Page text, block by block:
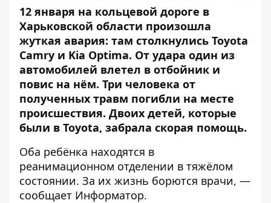
12 января на кольцевой дороге в
Харьковской области произошла
жуткая авария: там столкнулись Toyota
Camry и Kia Optima. От удара один из
автомобилей влетел в отбойник и
повис на нём. Три человека от
полученных травм погибли на месте
происшествия. Двоих детей, которые
были в Toyota, забрала скорая помощь.
Оба ребёнка находятся в
реанимационном отделении в тяжёлом
состоянии. За их жизнь борются врачи, —
сообщает Информатор.